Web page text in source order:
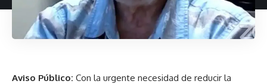
Aviso Público: Con la urgente necesidad de reducir la